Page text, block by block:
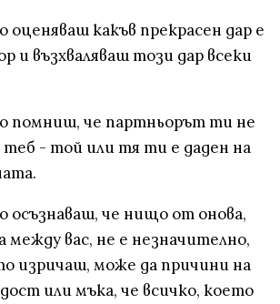
оценяваш какъв прекрасен дар е
и възхваляваш този дар всеки
помниш, че партньорът ти не
- той или тя ти е даден на
осъзнаваш, че нищо от онова,
между вас, не е незначително,
изричаш, може да причини на
или мъка, че всичко, което